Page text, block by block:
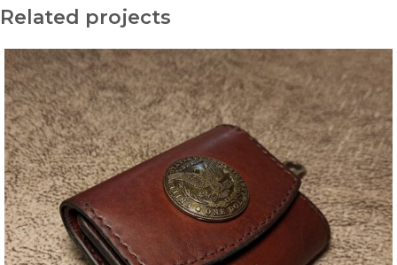
Related projects